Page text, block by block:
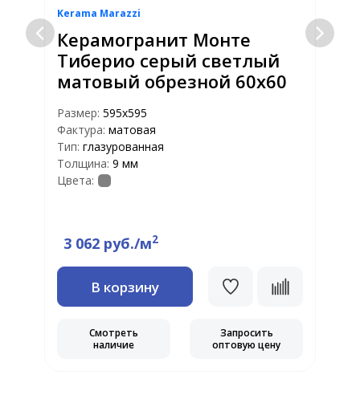
Kerama Marazzi
Керамогранит Монте
Тиберио серый светлый
матовый обрезной 60х60
Размер: 595х595
Фактура: матовая
Тип: глазурованная
Толщина: 9 мм
Цвета:
3 062 руб./м2
В корзину
Смотреть
наличие
Запросить
оптовую цену